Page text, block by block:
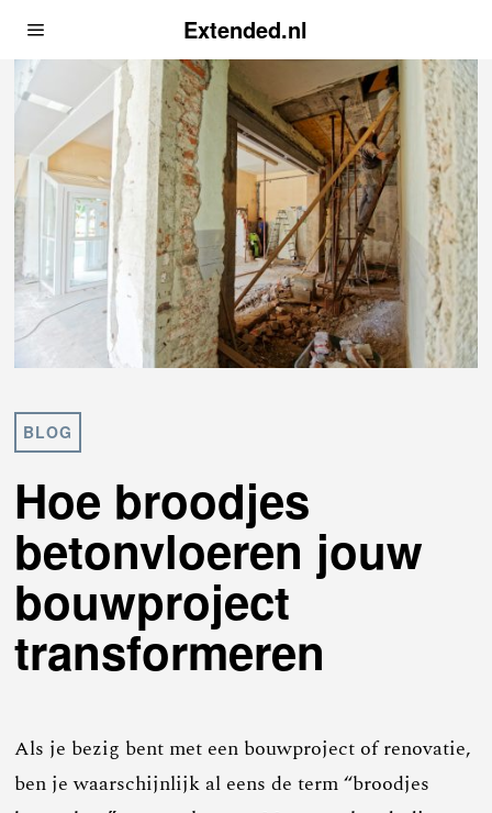
Extended.nl
BLOG
Hoe broodjes
betonvloeren jouw
bouwproject
transformeren
Als je bezig bent met een bouwproject of renovatie,
ben je waarschijnlijk al eens de term “broodjes